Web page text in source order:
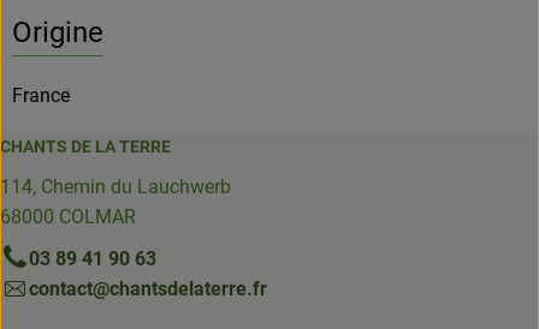
Origine
France
CHANTS DE LA TERRE
114, Chemin du Lauchwerb
68000 COLMAR
03 89 41 90 63
contact@chantsdelaterre.fr